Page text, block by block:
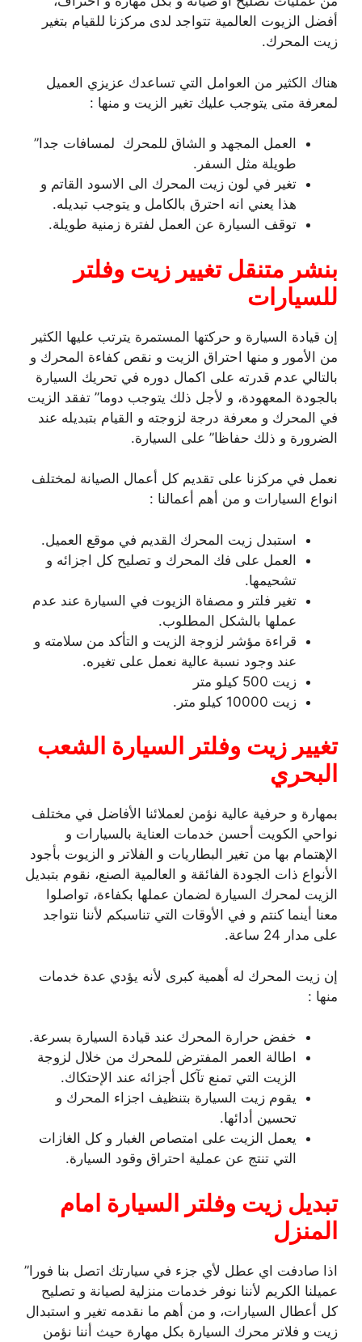
أفضل الزيوت العالمية تتواجد لدى مركزنا للقيام بتغير
زيت المحرك.
هناك الكثير من العوامل التي تساعدك عزيزي العميل
لمعرفة متى يتوجب عليك تغير الزيت و منها :
العمل المجهد و الشاق للمحرك لمسافات جدا”
طويلة مثل السفر.
تغير في لون زيت المحرك الى الاسود القاتم و
هذا يعني انه احترق بالكامل و يتوجب تبديله.
توقف السيارة عن العمل لفترة زمنية طويلة.
بنشر متنقل تغيير زيت وفلتر
للسيارات
إن قيادة السيارة و حركتها المستمرة يترتب عليها الكثير
من الأمور و منها احتراق الزيت و نقص كفاءة المحرك و
بالتالي عدم قدرته على اكمال دوره في تحريك السيارة
بالجودة المعهودة، و لأجل ذلك يتوجب دوما” تفقد الزيت
في المحرك و معرفة درجة لزوجته و القيام بتبديله عند
الضرورة و ذلك حفاظا” على السيارة.
نعمل في مركزنا على تقديم كل أعمال الصيانة لمختلف
انواع السيارات و من أهم أعمالنا :
استبدل زيت المحرك القديم في موقع العميل.
العمل على فك المحرك و تصليح كل اجزائه و
تشحيمها.
تغير فلتر و مصفاة الزيوت في السيارة عند عدم
عملها بالشكل المطلوب.
قراءة مؤشر لزوجة الزيت و التأكد من سلامته و
عند وجود نسبة عالية نعمل على تغيره.
زيت 500 كيلو متر
زيت 10000 كيلو متر.
تغيير زيت وفلتر السيارة الشعب
البحري
بمهارة و حرفية عالية نؤمن لعملائنا الأفاضل في مختلف
نواحي الكويت أحسن خدمات العناية بالسيارات و
الإهتمام بها من تغير البطاريات و الفلاتر و الزيوت بأجود
الأنواع ذات الجودة الفائقة و العالمية الصنع، نقوم بتبديل
الزيت لمحرك السيارة لضمان عملها بكفاءة، تواصلوا
معنا أينما كنتم و في الأوقات التي تناسبكم لأننا نتواجد
على مدار 24 ساعة.
إن زيت المحرك له أهمية كبرى لأنه يؤدي عدة خدمات
منها :
خفض حرارة المحرك عند قيادة السيارة بسرعة.
اطالة العمر المفترض للمحرك من خلال لزوجة
الزيت التي تمنع تآكل أجزائه عند الإحتكاك.
يقوم زيت السيارة بتنظيف اجزاء المحرك و
تحسين أدائها.
يعمل الزيت على امتصاص الغبار و كل الغازات
التي تنتج عن عملية احتراق وقود السيارة.
تبديل زيت وفلتر السيارة امام
المنزل
اذا صادفت اي عطل لأي جزء في سيارتك اتصل بنا فورا”
عميلنا الكريم لأننا نوفر خدمات منزلية لصيانة و تصليح
كل أعطال السيارات، و من أهم ما نقدمه تغير و استبدال
زيت و فلاتر محرك السيارة بكل مهارة حيث أننا نؤمن